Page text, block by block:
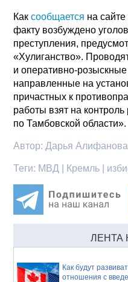
Каксообщается на
факту возбуждено
преступления,
«Хулиганство».
и оперативно-
направленные на
причастных к
работы взят на
по Тамбовской области».
Автор: Дарья Алифанова
Теги: МВД | Кремль |
ЛЕНТА
Как будут
отношения с